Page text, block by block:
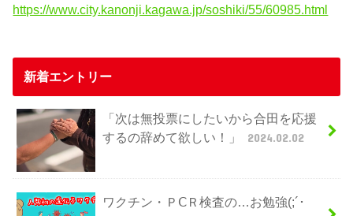
https://www.city.kanonji.kagawa.jp/soshiki/55/60985.html
新着エントリー
「次は無投票にしたいから合田を応援
するの辞めて欲しい！」
2024.02.02
ワクチン・ＰⅭＲ検査の…お勉強(;´･